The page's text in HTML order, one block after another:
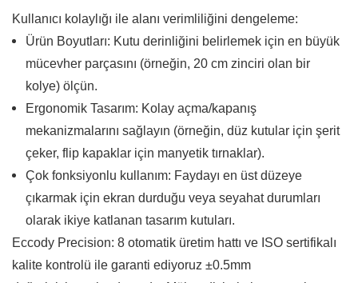
Kullanıcı kolaylığı ile alanı verimliliğini dengeleme:
Ürün Boyutları: Kutu derinliğini belirlemek için en büyük
mücevher parçasını (örneğin, 20 cm zinciri olan bir
kolye) ölçün.
Ergonomik Tasarım: Kolay açma/kapanış
mekanizmalarını sağlayın (örneğin, düz kutular için şerit
çeker, flip kapaklar için manyetik tırnaklar).
Çok fonksiyonlu kullanım: Faydayı en üst düzeye
çıkarmak için ekran durduğu veya seyahat durumları
olarak ikiye katlanan tasarım kutuları.
Eccody Precision: 8 otomatik üretim hattı ve ISO sertifikalı
kalite kontrolü ile garanti ediyoruz ±0.5mm